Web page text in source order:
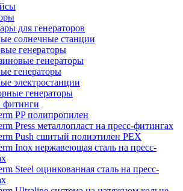
для генераторов
солнечные станции
генераторы
генераторы
генераторы
электростанции
генераторы
фитинги
PP полипропилен
Рress металлопласт на пресс-фитингах
Push сшитый полиэтилен PEX
Inox нержавеющая сталь на пресс-
Steel оцинкованная сталь на пресс-